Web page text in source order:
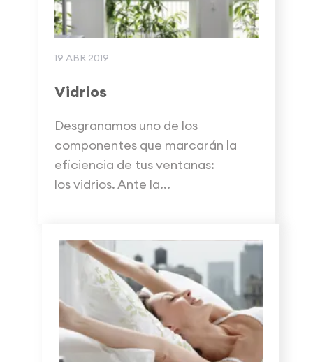
19 ABR 2019
Vidrios
Desgranamos uno de los
componentes que marcarán la
eficiencia de tus ventanas:
los vidrios. Ante la...